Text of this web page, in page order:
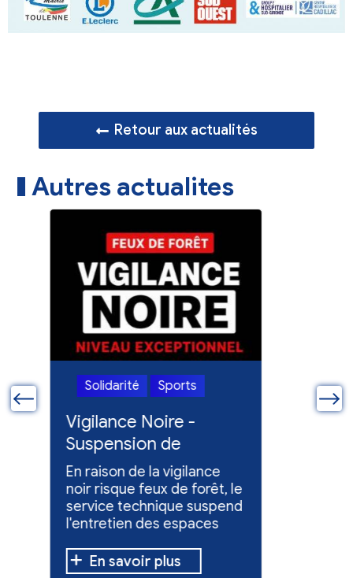
Retour aux actualités
Autres actualites
Solidarité Sports
Vigilance Noire -
Suspension de
l'entretien des
espaces verts
En raison de la vigilance
noir risque feux de forêt, le
service technique suspend
l'entretien des espaces
En savoir plus
Feux